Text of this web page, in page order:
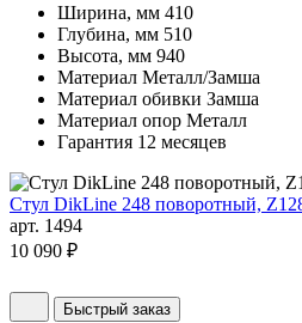
Ширина, мм 410
Глубина, мм 510
Высота, мм 940
Материал Металл/Замша
Материал обивки Замша
Материал опор Металл
Гарантия 12 месяцев
Стул DikLine 248 поворотный,
арт. 1494
10 090 ₽
Быстрый заказ